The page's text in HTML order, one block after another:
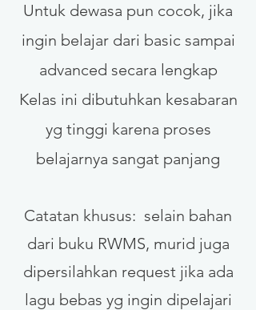
Untuk dewasa pun cocok, jika
ingin belajar dari basic sampai
advanced secara lengkap
Kelas ini dibutuhkan kesabaran
yg tinggi karena proses
belajarnya sangat panjang
Catatan khusus: selain bahan
dari buku RWMS, murid juga
dipersilahkan request jika ada
lagu bebas yg ingin dipelajari